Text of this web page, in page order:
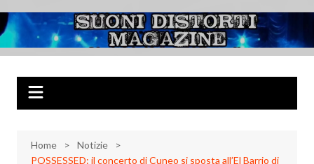
al
contenuto
Suoni Distorti
Magazine
Musica Rock, Metal, Punk e varie sonorità alternative
Home
Notizie
POSSESSED: il concerto di Cuneo si sposta all’El Barrio di